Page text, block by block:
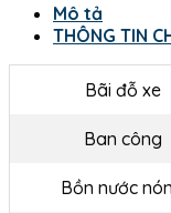
Mô tả
THÔNG TIN
Bãi đỗ xe
Ban công
Bồn nước